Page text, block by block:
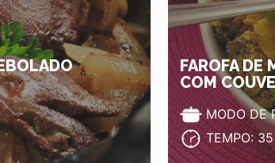
FAROFA DE
COM
MODO DE
TEMPO: